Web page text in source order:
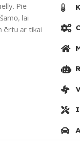
Pie
lai
ērtu ar tikai